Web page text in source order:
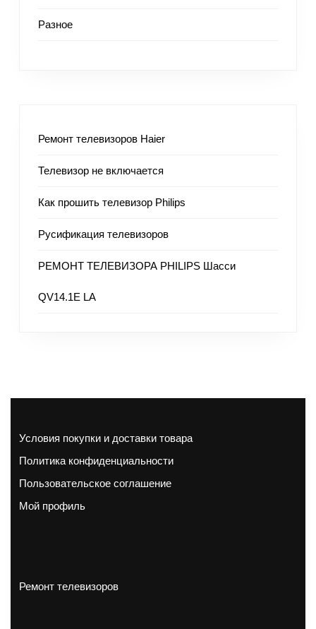
Разное
Ремонт телевизоров Haier
Телевизор не включается
Как прошить телевизор Philips
Русификация телевизоров
РЕМОНТ ТЕЛЕВИЗОРА PHILIPS Шасси
QV14.1E LA
Условия покупки и доставки товара
Политика конфиденциальности
Пользовательское соглашение
Мой профиль
Ремонт телевизоров